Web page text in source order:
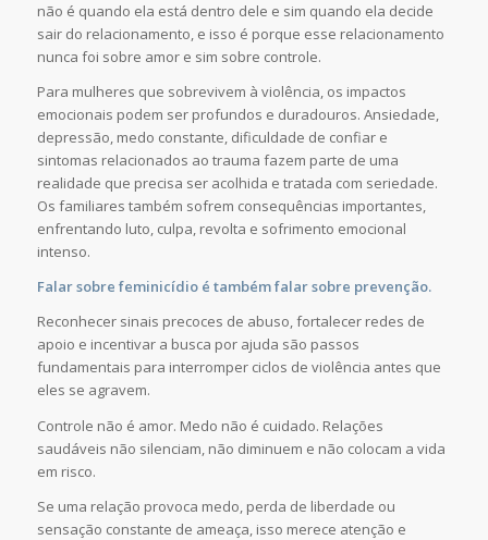
não é quando ela está dentro dele e sim quando ela decide
sair do relacionamento, e isso é porque esse relacionamento
nunca foi sobre amor e sim sobre controle.
Para mulheres que sobrevivem à violência, os impactos
emocionais podem ser profundos e duradouros. Ansiedade,
depressão, medo constante, dificuldade de confiar e
sintomas relacionados ao trauma fazem parte de uma
realidade que precisa ser acolhida e tratada com seriedade.
Os familiares também sofrem consequências importantes,
enfrentando luto, culpa, revolta e sofrimento emocional
intenso.
Falar sobre feminicídio é também falar sobre prevenção.
Reconhecer sinais precoces de abuso, fortalecer redes de
apoio e incentivar a busca por ajuda são passos
fundamentais para interromper ciclos de violência antes que
eles se agravem.
Controle não é amor. Medo não é cuidado. Relações
saudáveis não silenciam, não diminuem e não colocam a vida
em risco.
Se uma relação provoca medo, perda de liberdade ou
sensação constante de ameaça, isso merece atenção e